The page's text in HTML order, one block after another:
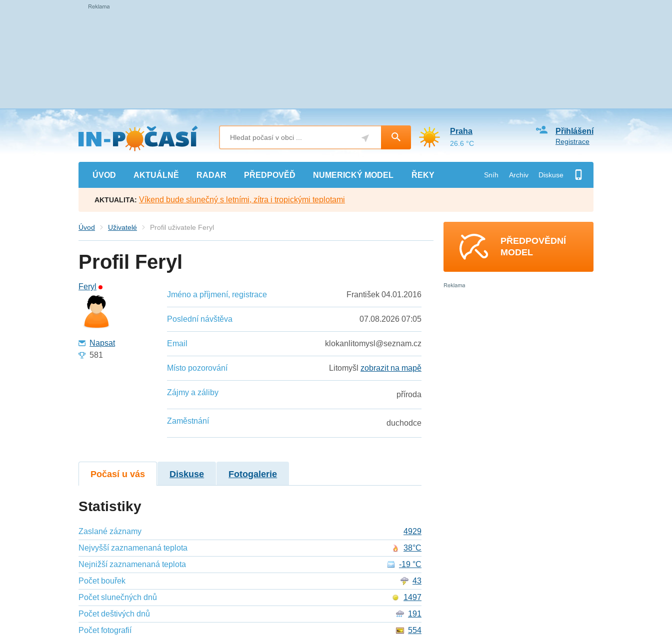
Přejít
na
hlavní
obsah
ÚVOD AKTUÁLNĚ RADAR PŘEDPOVĚĎ NUMERICKÝ MODEL ŘEKY Sníh Archiv Diskuse
Přihlášení
Registrace
Praha
26.6 °C
AKTUALITA: Víkend bude slunečný s letními, zítra i tropickými teplotami
Úvod Uživatelé Profil uživatele Feryl
Profil Feryl
Feryl
Napsat
581
Jméno a příjmení, registrace František 04.01.2016
Poslední návštěva 07.08.2026 07:05
Email klokanlitomysl@seznam.cz
Místo pozorování Litomyšl zobrazit na mapě
Zájmy a záliby příroda
Zaměstnání duchodce
Počasí u vás Diskuse Fotogalerie
Statistiky
Zaslané záznamy
4929
Nejvyšší zaznamenaná teplota
38°C
Nejnižší zaznamenaná teplota
-19 °C
Počet bouřek
43
Počet slunečných dnů
1497
Počet deštivých dnů
191
Počet fotografií
554
PŘEDPOVĚDNÍ
MODEL